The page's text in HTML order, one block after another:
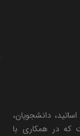
دانشجویان،
در همکاری با